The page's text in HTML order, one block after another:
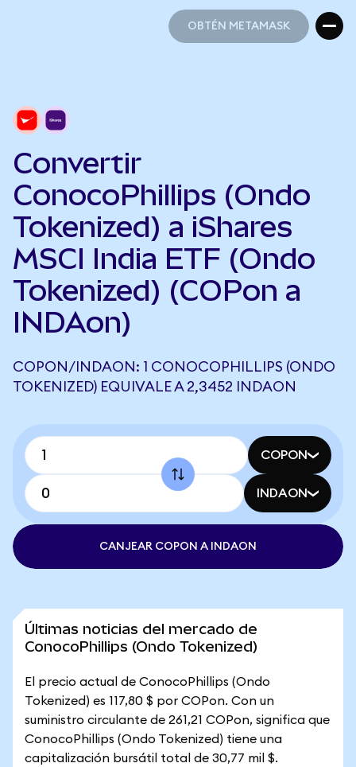
OBTÉN METAMASK
Convertir
ConocoPhillips (Ondo
Tokenized) a iShares
MSCI India ETF (Ondo
Tokenized) (COPon a
INDAon)
COPON/INDAON: 1 CONOCOPHILLIPS (ONDO
TOKENIZED) EQUIVALE A 2,3452 INDAON
COPON
INDAON
CANJEAR COPON A INDAON
Últimas noticias del mercado de
ConocoPhillips (Ondo Tokenized)
El precio actual de ConocoPhillips (Ondo
Tokenized) es 117,80 $ por COPon. Con un
suministro circulante de 261,21 COPon, significa que
ConocoPhillips (Ondo Tokenized) tiene una
capitalización bursátil total de 30,77 mil $.